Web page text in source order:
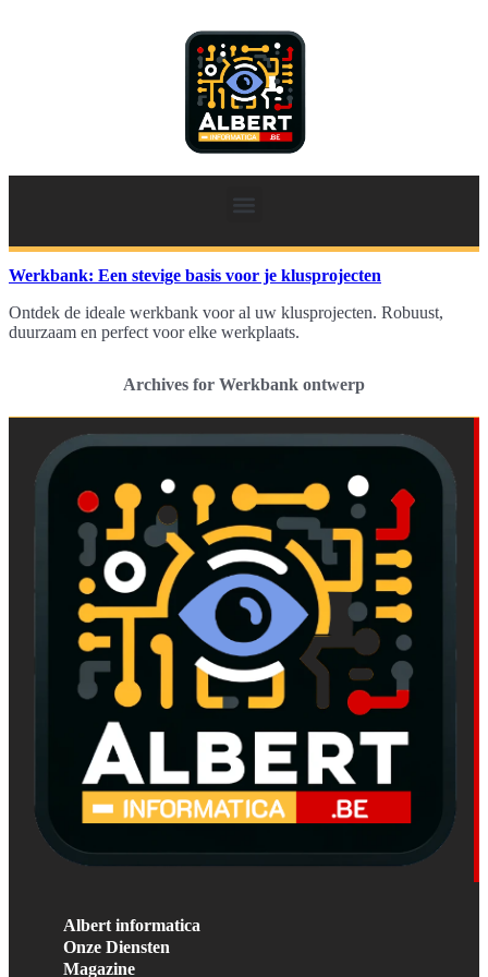
Werkbank: Een stevige basis voor je klusprojecten
Ontdek de ideale werkbank voor al uw klusprojecten. Robuust,
duurzaam en perfect voor elke werkplaats.
Archives for Werkbank ontwerp
Albert informatica
Onze Diensten
Magazine